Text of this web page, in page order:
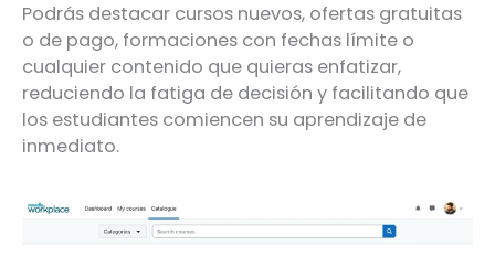
Podrás destacar cursos nuevos, ofertas gratuitas
o de pago, formaciones con fechas límite o
cualquier contenido que quieras enfatizar,
reduciendo la fatiga de decisión y facilitando que
los estudiantes comiencen su aprendizaje de
inmediato.